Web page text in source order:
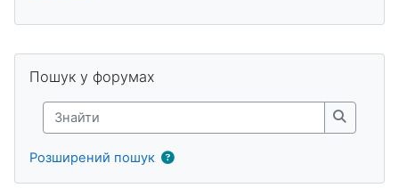
Блоки
Пошук у форумах
Знайти
Знайти
Розширений пошук